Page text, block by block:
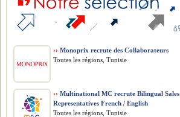
›› Monoprix recrute des Collaborateurs
Toutes les régions, Tunisie
›› Multinational MC recrute Bilingual Sales
Representatives French / English
Toutes les régions, Tunisie